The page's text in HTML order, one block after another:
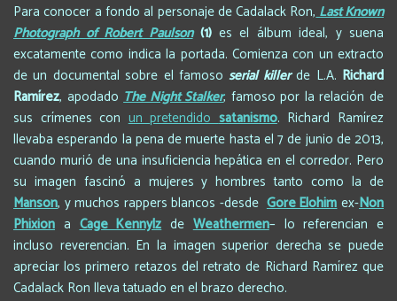
Para conocer a fondo al personaje de Cadalack Ron,Last Known
Photograph of Robert Paulson (1) es el álbum ideal, y suena
excatamente como indica la portada. Comienza con un extracto
de un documental sobre el famososerial killerde L.A. Richard
Ramírez, apodadoThe Night Stalker, famoso por la relación de
sus crímenes conun pretendidosatanismo. Richard Ramírez
llevaba esperando la pena de muerte hasta el 7 de junio de 2013,
cuando murió de una insuficiencia hepática en el corredor. Pero
su imagen fascinó a mujeres y hombres tanto como la de
Manson, y muchos rappers blancos -desde Gore Elohimex-Non
Phixion aCage KennylzdeWeathermen– lo referencian e
incluso reverencian. En la imagen superior derecha se puede
apreciar los primero retazos del retrato de Richard Ramírez que
Cadalack Ron lleva tatuado en el brazo derecho.